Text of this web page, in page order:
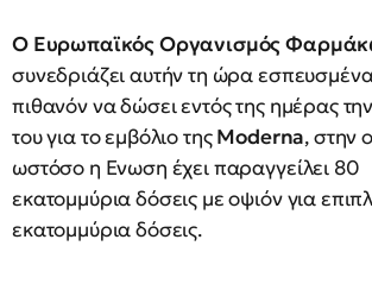
Ο Ευρωπαϊκός Οργανισμός
συνεδριάζει αυτήν τη ώρα εσπευσμένα
πιθανόν να δώσει εντός της ημέρας
του για το εμβόλιο τηςModerna, στην
ωστόσο η Ενωση έχει παραγγείλει 80
εκατομμύρια δόσεις με οψιόν για
εκατομμύρια δόσεις.